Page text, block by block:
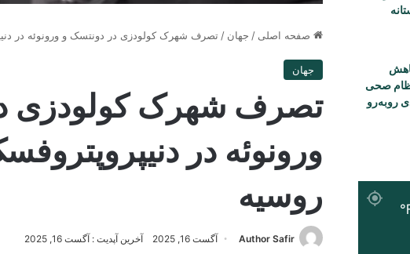
صفحه اصلی / جهان / تصرف شهرک کولودزی در دونتسک و ورونوئه در
جهان
تصرف شهرک کولودزی
ورونوئه در
روسیه
Author Safir آگست 16, 2025 آخرین آپدیت : آگست 16, 2025
صحی
روبه‌رو